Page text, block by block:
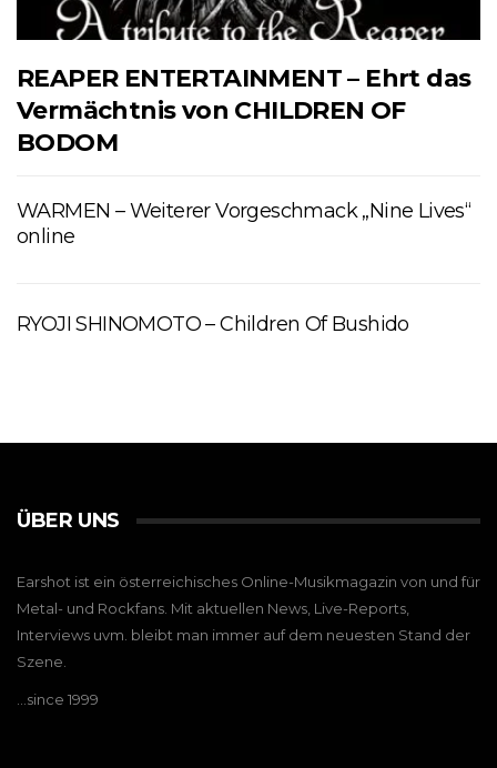
REAPER ENTERTAINMENT – Ehrt das
Vermächtnis von CHILDREN OF
BODOM
WARMEN – Weiterer Vorgeschmack „Nine Lives“
online
RYOJI SHINOMOTO – Children Of Bushido
ÜBER UNS
Earshot ist ein österreichisches Online-Musikmagazin von und für
Metal- und Rockfans. Mit aktuellen News, Live-Reports,
Interviews uvm. bleibt man immer auf dem neuesten Stand der
Szene.
…since 1999